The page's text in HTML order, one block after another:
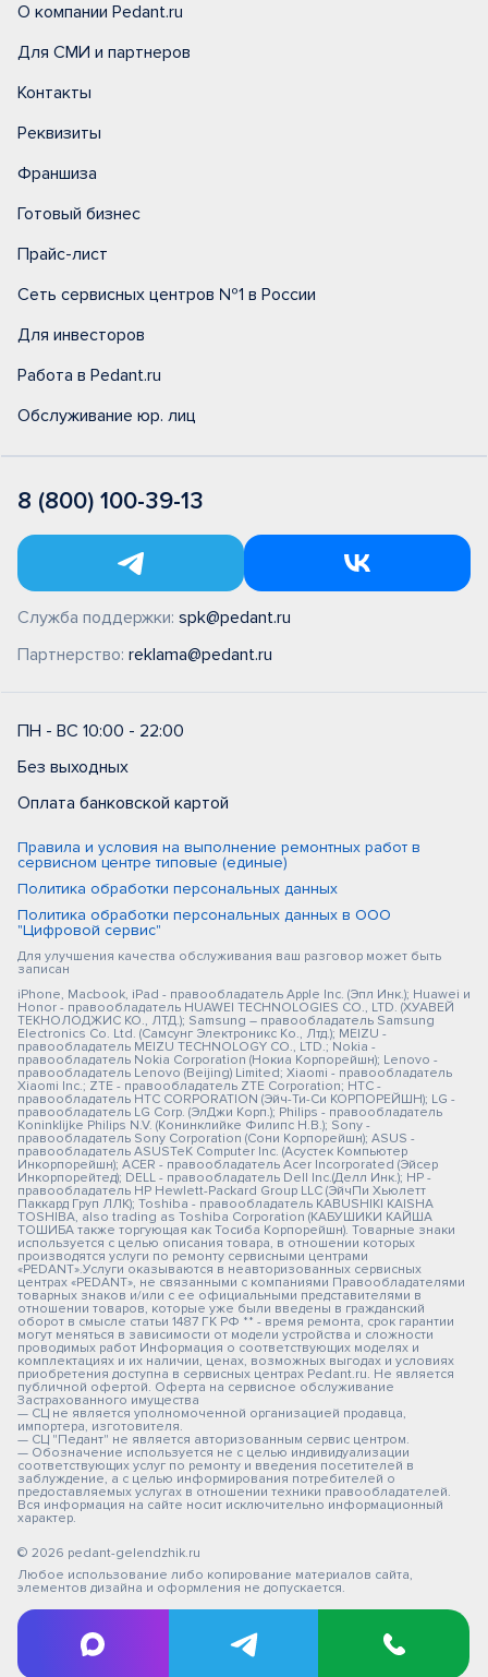
О компании Pedant.ru
Для СМИ и партнеров
Контакты
Реквизиты
Франшиза
Готовый бизнес
Прайс-лист
Сеть сервисных центров №1 в России
Для инвесторов
Работа в Pedant.ru
Обслуживание юр. лиц
8 (800) 100-39-13
Служба поддержки: spk@pedant.ru
Партнерство: reklama@pedant.ru
ПН - ВС 10:00 - 22:00
Без выходных
Оплата банковской картой
Правила и условия на выполнение ремонтных работ в
сервисном центре типовые (единые)
Политика обработки персональных данных
Политика обработки персональных данных в ООО
"Цифровой сервис"
Для улучшения качества обслуживания ваш разговор может быть
записан
iPhone, Macbook, iPad - правообладатель Apple Inc. (Эпл Инк.); Huawei и
Honor - правообладатель HUAWEI TECHNOLOGIES CO., LTD. (ХУАВЕЙ
ТЕКНОЛОДЖИС КО., ЛТД.); Samsung – правообладатель Samsung
Electronics Co. Ltd. (Самсунг Электроникс Ко., Лтд.); MEIZU -
правообладатель MEIZU TECHNOLOGY CO., LTD.; Nokia -
правообладатель Nokia Corporation (Нокиа Корпорейшн); Lenovo -
правообладатель Lenovo (Beijing) Limited; Xiaomi - правообладатель
Xiaomi Inc.; ZTE - правообладатель ZTE Corporation; HTC -
правообладатель HTC CORPORATION (Эйч-Ти-Си КОРПОРЕЙШН); LG -
правообладатель LG Corp. (ЭлДжи Корп.); Philips - правообладатель
Koninklijke Philips N.V. (Конинклийке Филипс Н.В.); Sony -
правообладатель Sony Corporation (Сони Корпорейшн); ASUS -
правообладатель ASUSTeK Computer Inc. (Асустек Компьютер
Инкорпорейшн); ACER - правообладатель Acer Incorporated (Эйсер
Инкорпорейтед); DELL - правообладатель Dell Inc.(Делл Инк.); HP -
правообладатель HP Hewlett-Packard Group LLC (ЭйчПи Хьюлетт
Паккард Груп ЛЛК); Toshiba - правообладатель KABUSHIKI KAISHA
TOSHIBA, also trading as Toshiba Corporation (КАБУШИКИ КАЙША
ТОШИБА также торгующая как Тосиба Корпорейшн). Товарные знаки
используется с целью описания товара, в отношении которых
производятся услуги по ремонту сервисными центрами
«PEDANT».Услуги оказываются в неавторизованных сервисных
центрах «PEDANT», не связанными с компаниями Правообладателями
товарных знаков и/или с ее официальными представителями в
отношении товаров, которые уже были введены в гражданский
оборот в смысле статьи 1487 ГК РФ ** - время ремонта, срок гарантии
могут меняться в зависимости от модели устройства и сложности
проводимых работ Информация о соответствующих моделях и
комплектациях и их наличии, ценах, возможных выгодах и условиях
приобретения доступна в сервисных центрах Pedant.ru. Не является
публичной офертой. Оферта на сервисное обслуживание
Застрахованного имущества
— СЦ не является уполномоченной организацией продавца,
импортера, изготовителя.
— СЦ "Педант" не является авторизованным сервис центром.
— Обозначение используется не с целью индивидуализации
соответствующих услуг по ремонту и введения посетителей в
заблуждение, а с целью информирования потребителей о
предоставляемых услугах в отношении техники правообладателей.
Вся информация на сайте носит исключительно информационный
характер.
© 2026 pedant-gelendzhik.ru
Любое использование либо копирование материалов сайта,
элементов дизайна и оформления не допускается.